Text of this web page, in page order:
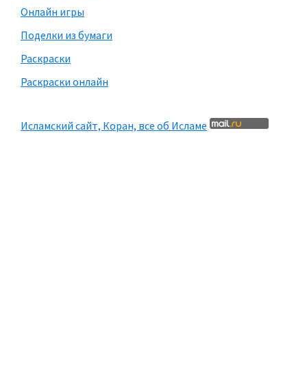
Онлайн игры
Поделки из бумаги
Раскраски
Раскраски онлайн
Исламский сайт, Коран, все об Исламе